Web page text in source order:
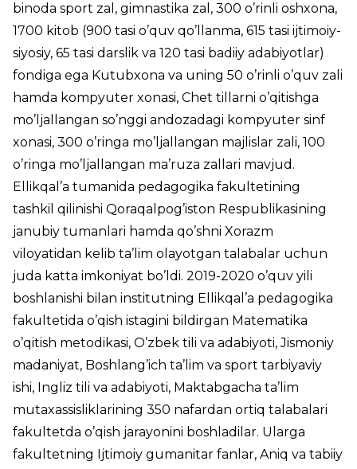
binoda sport zal, gimnastika zal, 300 o’rinli oshxona,
1700 kitob (900 tasi o’quv qo’llanma, 615 tasi ijtimoiy-
siyosiy, 65 tasi darslik va 120 tasi badiiy adabiyotlar)
fondiga ega Kutubxona va uning 50 o’rinli o’quv zali
hamda kompyuter xonasi, Chet tillarni o’qitishga
mo’ljallangan so’nggi andozadagi kompyuter sinf
xonasi, 300 o’ringa mo’ljallangan majlislar zali, 100
o’ringa mo’ljallangan ma’ruza zallari mavjud.
Ellikqal’a tumanida pedagogika fakultetining
tashkil qilinishi Qoraqalpog’iston Respublikasining
janubiy tumanlari hamda qo’shni Xorazm
viloyatidan kelib ta’lim olayotgan talabalar uchun
juda katta imkoniyat bo’ldi. 2019-2020 o’quv yili
boshlanishi bilan institutning Ellikqal’a pedagogika
fakultetida o’qish istagini bildirgan Matematika
o’qitish metodikasi, O’zbek tili va adabiyoti, Jismoniy
madaniyat, Boshlang’ich ta’lim va sport tarbiyaviy
ishi, Ingliz tili va adabiyoti, Maktabgacha ta’lim
mutaxassisliklarining 350 nafardan ortiq talabalari
fakultetda o’qish jarayonini boshladilar. Ularga
fakultetning Ijtimoiy gumanitar fanlar, Aniq va tabiiy